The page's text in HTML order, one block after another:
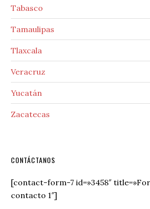
Tabasco
Tamaulipas
Tlaxcala
Veracruz
Yucatán
Zacatecas
Secondary
Sidebar
CONTÁCTANOS
[contact-form-7 id=»3458″
contacto 1″]